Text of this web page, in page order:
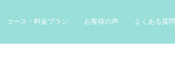
コース・料金プラン お客様の声 よくある質問